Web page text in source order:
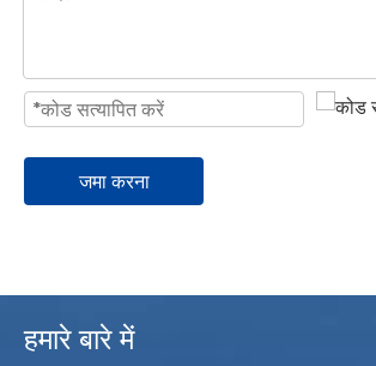
जमा करना
हमारे बारे में